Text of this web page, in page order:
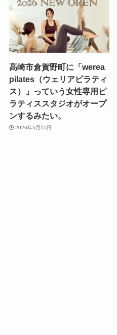
高崎市倉賀野町に「werea
pilates（ウェリアピラティ
ス）」っていう女性専用ピ
ラティススタジオがオープ
ンするみたい。
2026年5月15日